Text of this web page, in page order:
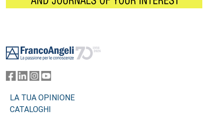
LA TUA OPINIONE
CATALOGHI